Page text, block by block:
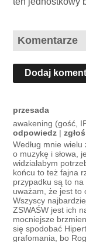
Komentarze
Dodaj
przesada
awakening (gość,
odpowiedz |zgłoś
Według mnie
o muzykę i słowa,
widziałabym
końcu to też fajna
przypadku są to na
uważam, że jest to
Wszyscy
ZSWAŚW jest ich
mocniejsze
się spodobać
grafomania, bo